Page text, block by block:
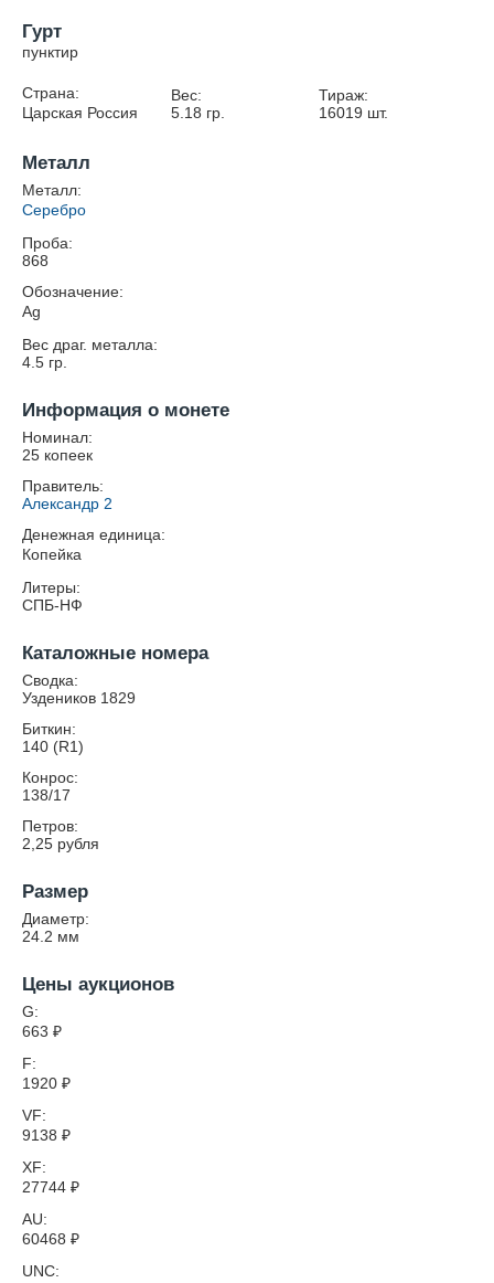
Гурт
пунктир
Страна:
Царская Россия
Вес:
5.18 гр.
Тираж:
16019 шт.
Металл
Металл:
Серебро
Проба:
868
Обозначение:
Ag
Вес драг. металла:
4.5 гр.
Информация о монете
Номинал:
25 копеек
Правитель:
Александр 2
Денежная единица:
Копейка
Литеры:
СПБ-НФ
Каталожные номера
Сводка:
Уздеников 1829
Биткин:
140 (R1)
Конрос:
138/17
Петров:
2,25 рубля
Размер
Диаметр:
24.2 мм
Цены аукционов
G:
663 ₽
F:
1920 ₽
VF:
9138 ₽
XF:
27744 ₽
AU:
60468 ₽
UNC: